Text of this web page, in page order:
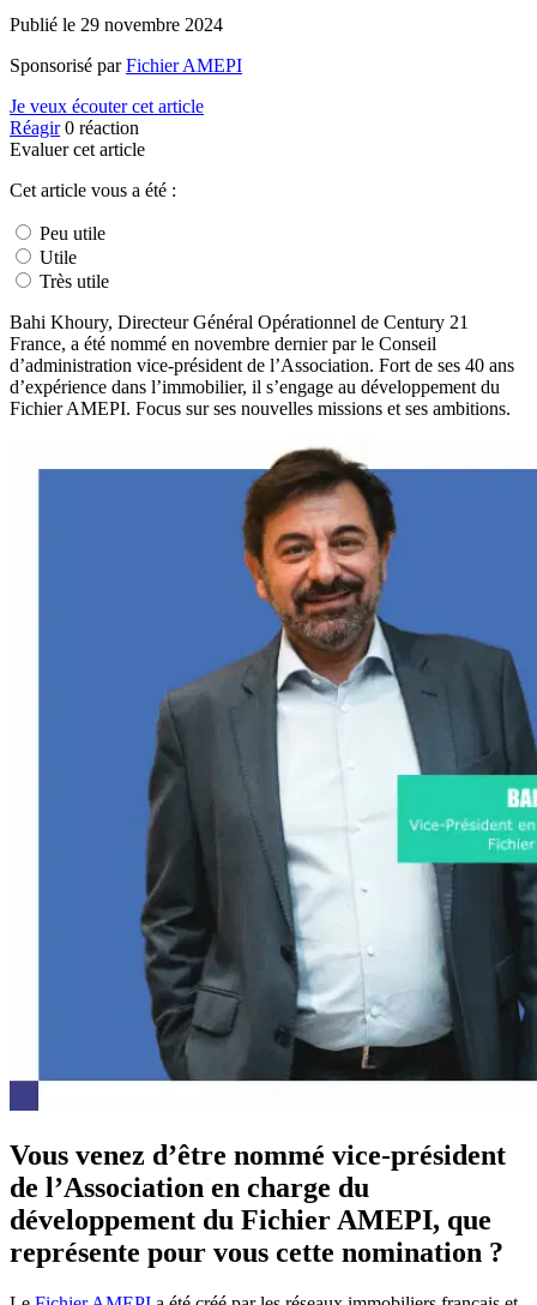
Publié le 29 novembre 2024
Sponsorisé parFichier AMEPI
Je veux écouter cet article
Réagir 0 réaction
Evaluer cet article
Cet article vous a été :
Peu utile
Utile
Très utile
Bahi Khoury, Directeur Général Opérationnel de Century 21
France, a été nommé en novembre dernier par le Conseil
d’administration vice-président de l’Association. Fort de ses 40 ans
d’expérience dans l’immobilier, il s’engage au développement du
Fichier AMEPI. Focus sur ses nouvelles missions et ses ambitions.
Vous venez d’être nommé vice-président
de l’Association en charge du
développement du Fichier AMEPI, que
représente pour vous cette nomination ?